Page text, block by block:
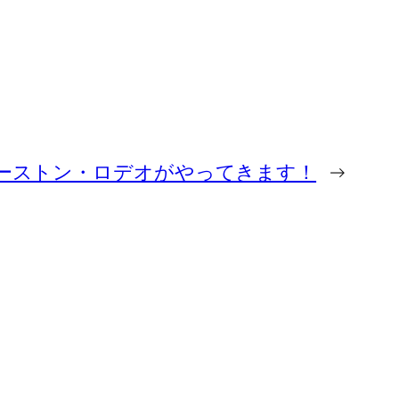
ストン・ロデオがやってきます！ →